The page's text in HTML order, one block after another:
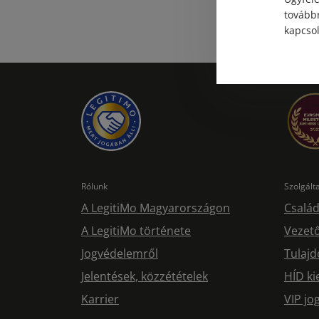
Rólunk
A LegitiMo Magyarországon
A LegitiMo története
Jogvédelemről
Jelentések, közzétételek
Karrier
HÍD
VIP